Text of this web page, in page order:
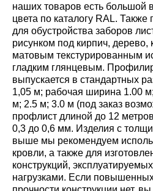
наших товаров есть большой
цвета по каталогу RAL.
для обустройства заборов
рисунком под кирпич, дерево,
матовым текстурированным
гладким глянцевым.
выпускается в стандартных
1,05 м; рабочая ширина 1.00
м; 2.5 м; 3.0 м (под заказ
профлист длиной до 12
0,3 до 0,6 мм. Изделия с
выше мы рекомендуем
кровли, а также для
конструкций,
нагрузками. Если